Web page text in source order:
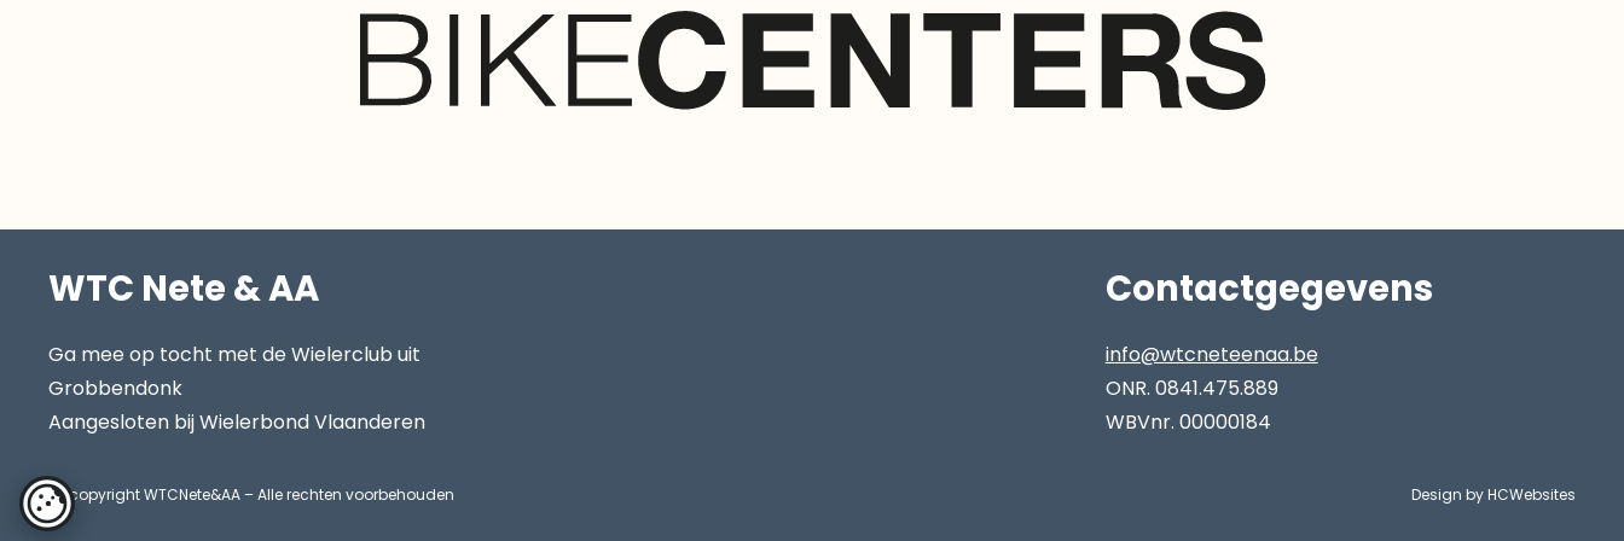
WTC Nete & AA
Ga mee op tocht met de Wielerclub uit
Grobbendonk
Aangesloten bij Wielerbond Vlaanderen
Contactgegevens
info@wtcneteenaa.be
ONR. 0841.475.889
WBVnr. 00000184
copyright WTCNete&AA – Alle rechten voorbehouden Design by HCWebsites